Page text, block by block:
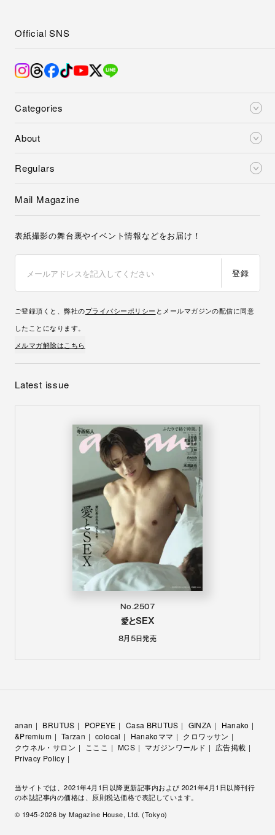
Categories
About
Regulars
Official SNS
Mail Magazine
表紙撮影の舞台裏やイベント情報などをお届け！
登録
ご登録頂くと、弊社のプライバシーポリシー とメールマガジンの配信に同意
したことになります。
メルマガ解除はこちら
Latest issue
No.2507
愛とSEX
8月5日発売
anan BRUTUS POPEYE Casa BRUTUS GINZA
Hanako
&Premium
Tarzan colocal Hanakoママ
クロワッサン
クウネル・サロン
こここ MCS マガジンワールド
広告掲載
Privacy Policy
当サイトでは、2021年4月1日以降更新記事内および 2021年4月1日以降刊行
の本誌記事内の価格は、原則税込価格で表記しています。
© 1945-2026 by Magazine House, Ltd. (Tokyo)